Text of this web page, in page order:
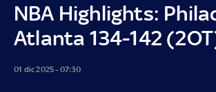
NBA Highlights:
Atlanta 134-142
01 dic 2025 - 07:30